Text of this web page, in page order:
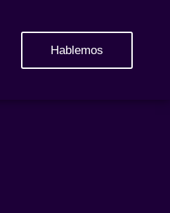
Hablemos